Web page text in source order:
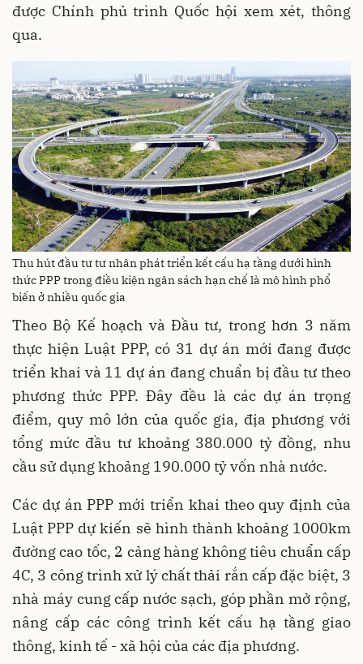
được Chính phủ trình Quốc hội xem xét, thông
qua.
Thu hút đầu tư tư nhân phát triển kết cấu hạ tầng dưới hình
thức PPP trong điều kiện ngân sách hạn chế là mô hình phổ
biến ở nhiều quốc gia
Theo Bộ Kế hoạch và Đầu tư, trong hơn 3 năm
thực hiện Luật PPP, có 31 dự án mới đang được
triển khai và 11 dự án đang chuẩn bị đầu tư theo
phương thức PPP. Đây đều là các dự án trọng
điểm, quy mô lớn của quốc gia, địa phương với
tổng mức đầu tư khoảng 380.000 tỷ đồng, nhu
cầu sử dụng khoảng 190.000 tỷ vốn nhà nước.
Các dự án PPP mới triển khai theo quy định của
Luật PPP dự kiến sẽ hình thành khoảng 1000km
đường cao tốc, 2 cảng hàng không tiêu chuẩn cấp
4C, 3 công trình xử lý chất thải rắn cấp đặc biệt, 3
nhà máy cung cấp nước sạch, góp phần mở rộng,
nâng cấp các công trình kết cấu hạ tầng giao
thông, kinh tế - xã hội của các địa phương.